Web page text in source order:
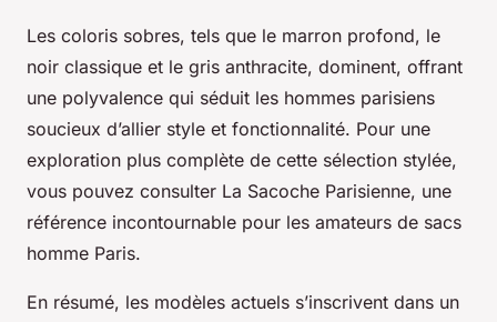
Les coloris sobres, tels que le marron profond, le
noir classique et le gris anthracite, dominent, offrant
une polyvalence qui séduit les hommes parisiens
soucieux d’allier style et fonctionnalité. Pour une
exploration plus complète de cette sélection stylée,
vous pouvez consulter La Sacoche Parisienne, une
référence incontournable pour les amateurs de sacs
homme Paris.
En résumé, les modèles actuels s’inscrivent dans un